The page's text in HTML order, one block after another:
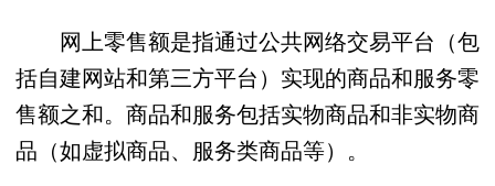
网上零售额是指通过公共网络交易平台（包
括自建网站和第三方平台）实现的商品和服务零
售额之和。商品和服务包括实物商品和非实物商
品（如虚拟商品、服务类商品等）。